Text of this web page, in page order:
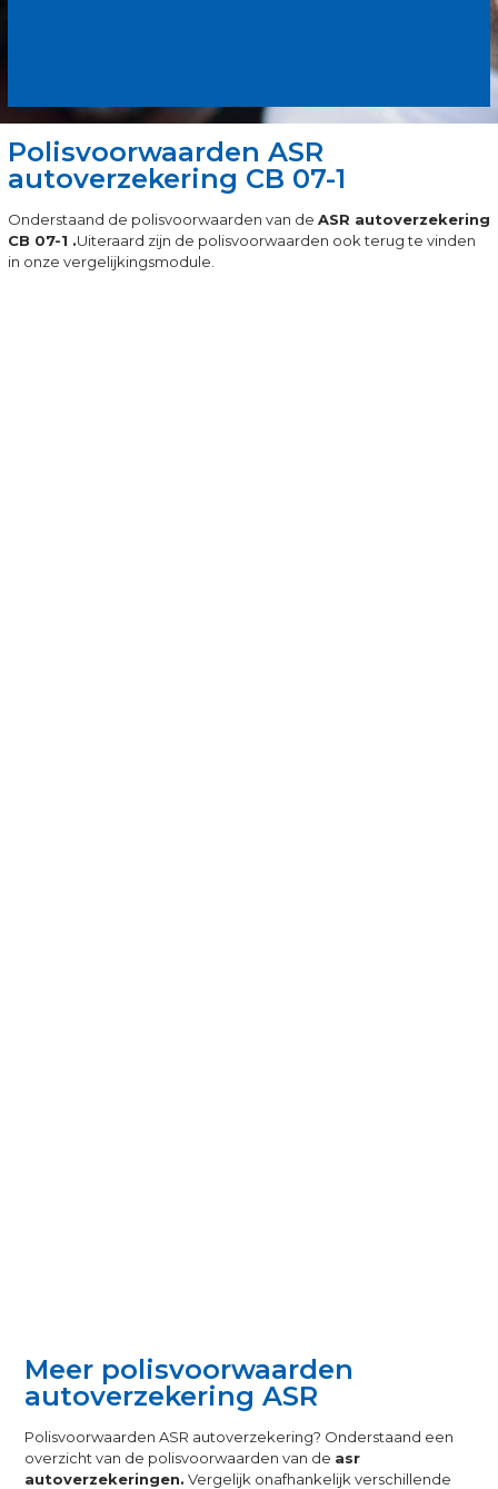
Polisvoorwaarden ASR
autoverzekering CB 07-1
Onderstaand de polisvoorwaarden van de ASR autoverzekering
CB 07-1 .Uiteraard zijn de polisvoorwaarden ook terug te vinden
in onze vergelijkingsmodule.
Meer polisvoorwaarden
autoverzekering ASR
Polisvoorwaarden ASR autoverzekering? Onderstaand een
overzicht van de polisvoorwaarden van de asr
autoverzekeringen. Vergelijk onafhankelijk verschillende